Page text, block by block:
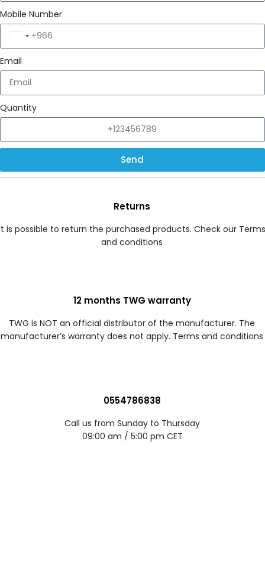
Mobile Number
Saudi
Arabia
+966
Email
Quantity
Send
Returns
is possible to return the purchased products. Check our Terms
and conditions
12 months TWG warranty
TWG is NOT an official distributor of the manufacturer. The
manufacturer’s warranty does not apply. Terms and conditions
0554786838
Call us from Sunday to Thursday
09:00 am / 5:00 pm CET